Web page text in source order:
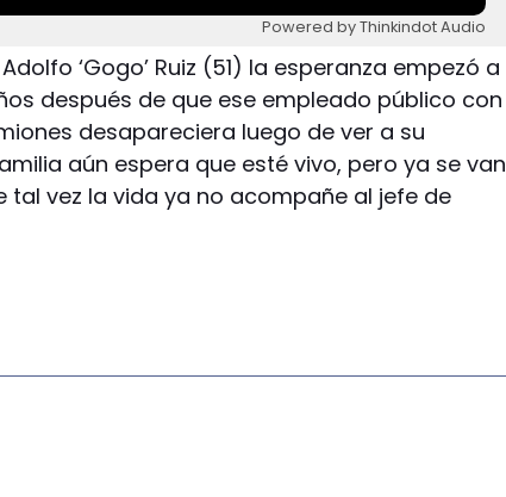
Powered by Thinkindot Audio
‘Gogo’ Ruiz (51) la esperanza empezó a
después de que ese empleado público con
desapareciera luego de ver a su
aún espera que esté vivo, pero ya se van
tal vez la vida ya no acompañe al jefe de